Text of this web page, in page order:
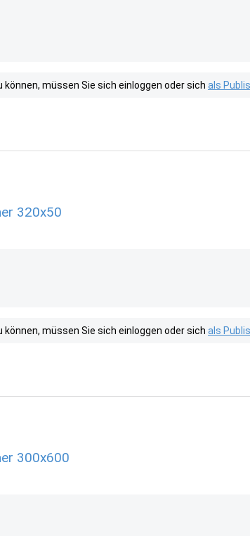
müssen Sie sich einloggen oder sich als
320x50
müssen Sie sich einloggen oder sich als
300x600